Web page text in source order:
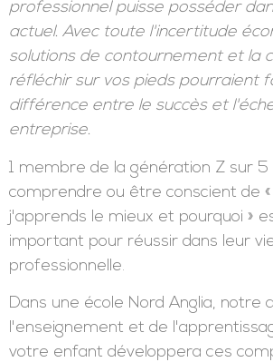
résolution de problèmes est une
occupe également une place de
Le besoin de ces compétences
époque difficile. Comme nous l'a dit
:«La résolution de problèmes est
des compétences les plus
professionnel puisse posséder
actuel. Avec toute l'incertitude
solutions de contournement et la
réfléchir sur vos pieds pourraient
entreprise.
1 membre de la génération Z sur 5